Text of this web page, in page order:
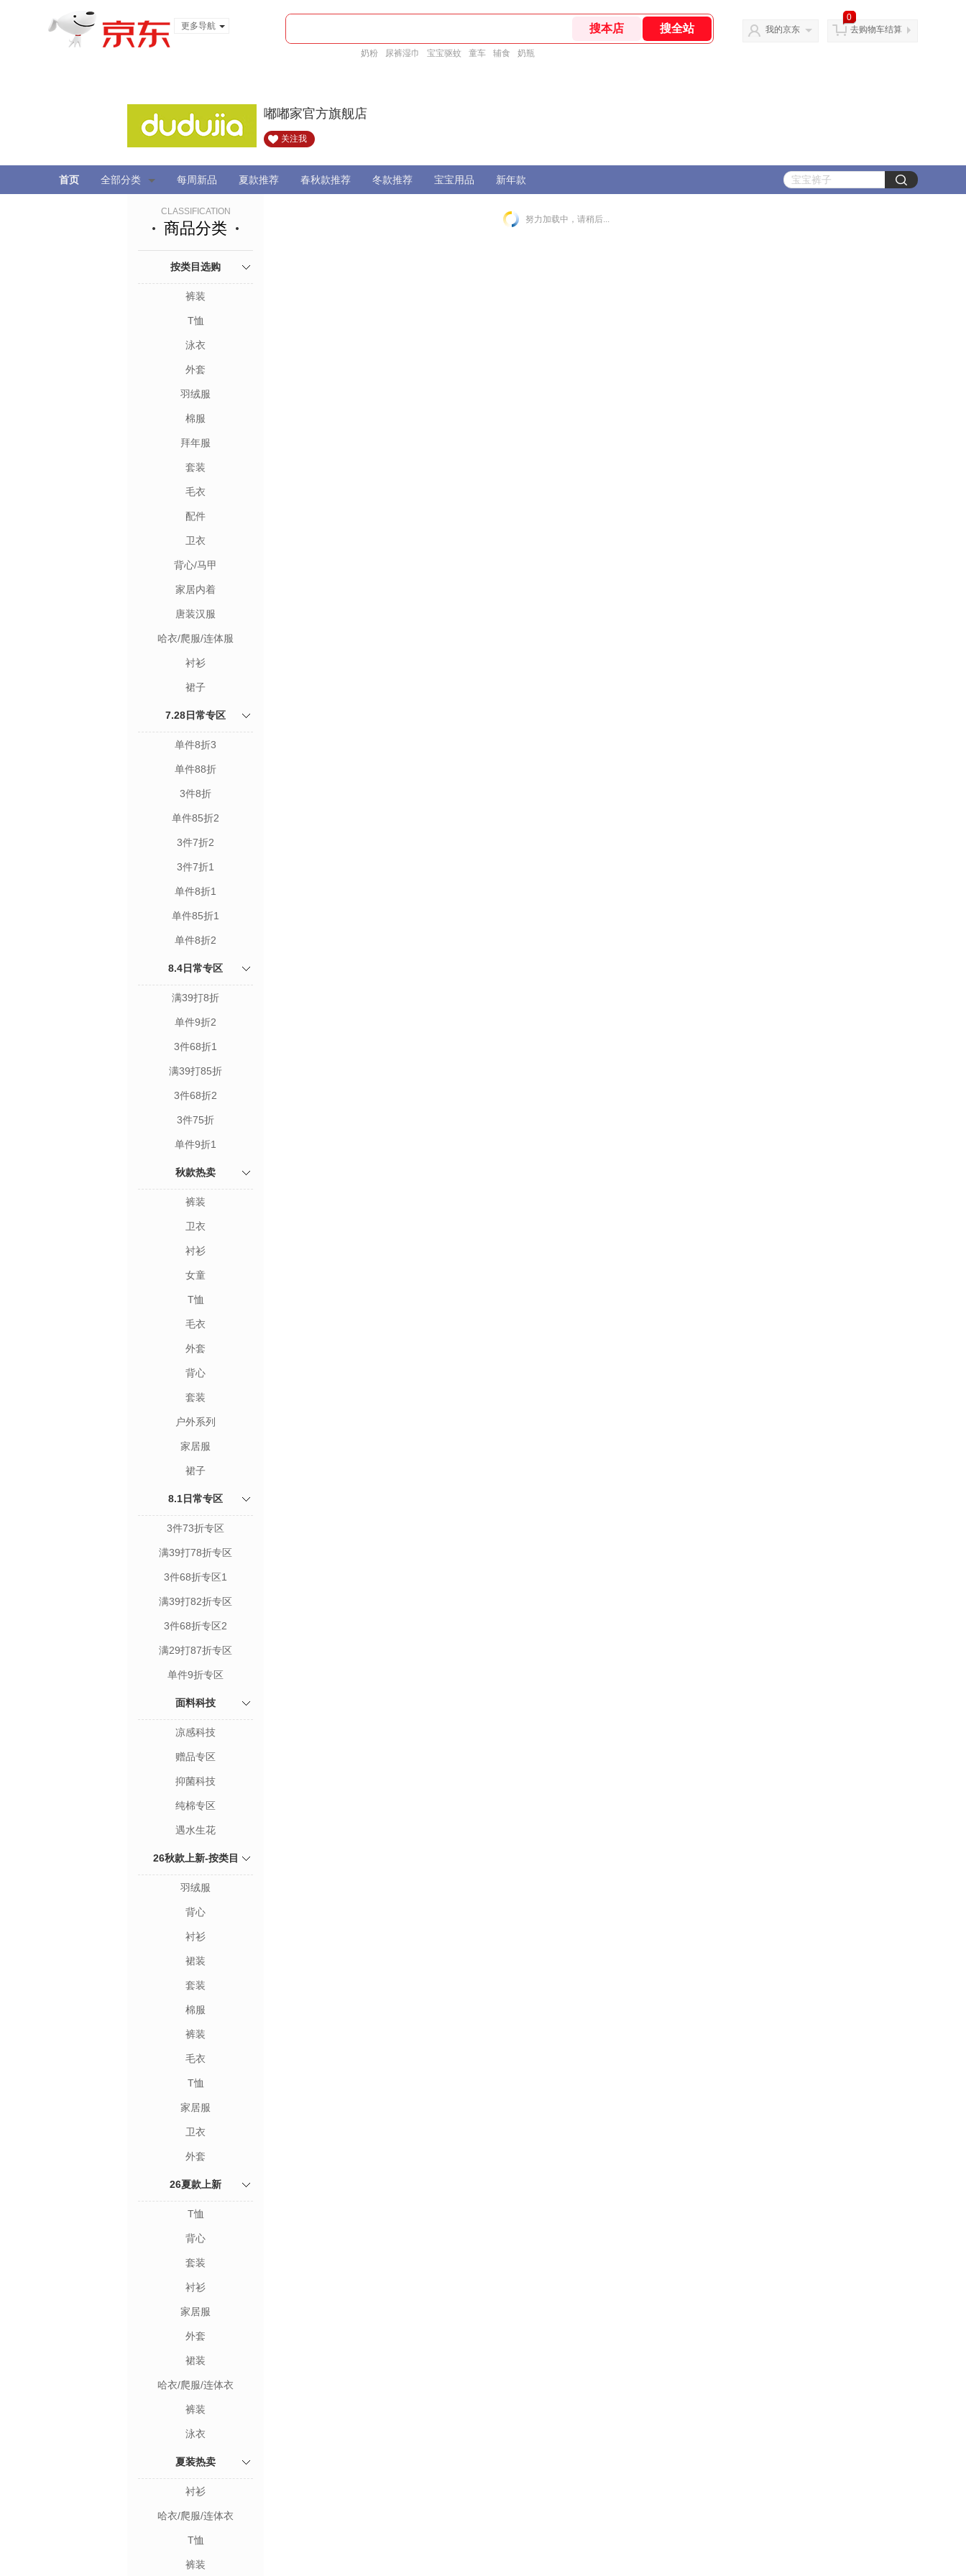
更多导航
奶粉 尿裤湿巾 宝宝驱蚊 童车 辅食 奶瓶
我的京东
0
去购物车结算
嘟嘟家官方旗舰店
关注我
首页 全部分类 每周新品 夏款推荐 春秋款推荐 冬款推荐 宝宝用品 新年款
CLASSIFICATION
商品分类
按类目选购
裤装
T恤
泳衣
外套
羽绒服
棉服
拜年服
套装
毛衣
配件
卫衣
背心/马甲
家居内着
唐装汉服
哈衣/爬服/连体服
衬衫
裙子
7.28日常专区
单件8折3
单件88折
3件8折
单件85折2
3件7折2
3件7折1
单件8折1
单件85折1
单件8折2
8.4日常专区
满39打8折
单件9折2
3件68折1
满39打85折
3件68折2
3件75折
单件9折1
秋款热卖
裤装
卫衣
衬衫
女童
T恤
毛衣
外套
背心
套装
户外系列
家居服
裙子
8.1日常专区
3件73折专区
满39打78折专区
3件68折专区1
满39打82折专区
3件68折专区2
满29打87折专区
单件9折专区
面料科技
凉感科技
赠品专区
抑菌科技
纯棉专区
遇水生花
26秋款上新-按类目
羽绒服
背心
衬衫
裙装
套装
棉服
裤装
毛衣
T恤
家居服
卫衣
外套
26夏款上新
T恤
背心
套装
衬衫
家居服
外套
裙装
哈衣/爬服/连体衣
裤装
泳衣
夏装热卖
衬衫
哈衣/爬服/连体衣
T恤
裤装
努力加载中，请稍后...